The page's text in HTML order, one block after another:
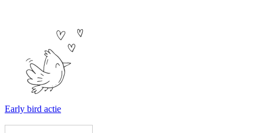
Early bird actie